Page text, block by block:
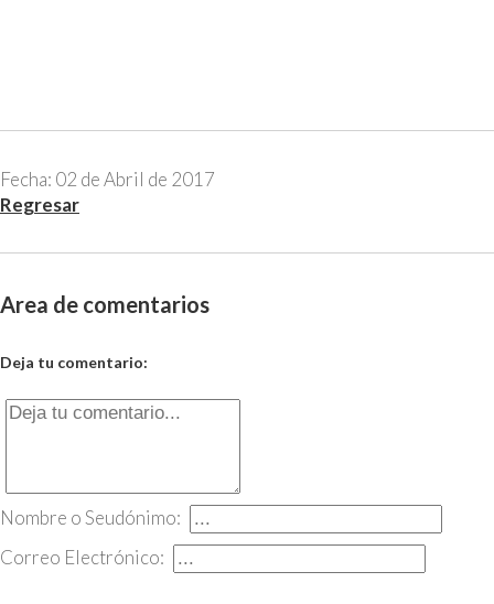
Fecha: 02 de Abril de 2017
Regresar
Area de comentarios
Deja tu comentario:
Nombre o Seudónimo:
Correo Electrónico: